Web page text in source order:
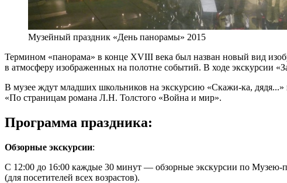
Музейный праздник «День панорамы» 2015
Термином «панорама» в конце XVIII века был назван новый вид
в атмосферу изображенных на полотне событий. В ходе экскурсии
В музее ждут младших школьников на экскурсию «Скажи-ка,
«По страницам романа Л.Н. Толстого «Война и мир».
Программа праздника:
Обзорные экскурсии:
C 12:00 до 16:00 каждые 30 минут — обзорные экскурсии по Музею-
(для посетителей всех возрастов).